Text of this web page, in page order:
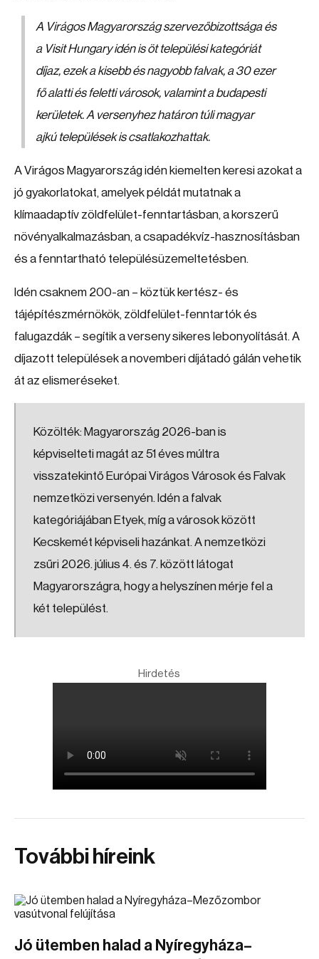
A Virágos Magyarország szervezőbizottsága és
a Visit Hungary idén is öt települési kategóriát
díjaz, ezek a kisebb és nagyobb falvak, a 30 ezer
fő alatti és feletti városok, valamint a budapesti
kerületek. A versenyhez határon túli magyar
ajkú települések is csatlakozhattak.
A Virágos Magyarország idén kiemelten keresi azokat a
jó gyakorlatokat, amelyek példát mutatnak a
klímaadaptív zöldfelület-fenntartásban, a korszerű
növényalkalmazásban, a csapadékvíz-hasznosításban
és a fenntartható településüzemeltetésben.
Idén csaknem 200-an – köztük kertész- és
tájépítészmérnökök, zöldfelület-fenntartók és
falugazdák – segítik a verseny sikeres lebonyolítását. A
díjazott települések a novemberi díjátadó gálán vehetik
át az elismeréseket.
Közölték: Magyarország 2026-ban is
képviselteti magát az 51 éves múltra
visszatekintő Európai Virágos Városok és Falvak
nemzetközi versenyén. Idén a falvak
kategóriájában Etyek, míg a városok között
Kecskemét képviseli hazánkat. A nemzetközi
zsűri 2026. július 4. és 7. között látogat
Magyarországra, hogy a helyszínen mérje fel a
két települést.
Hirdetés
További híreink
Jó ütemben halad a Nyíregyháza–